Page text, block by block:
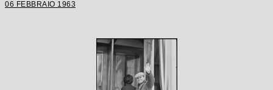
06 FEBBRAIO 1963